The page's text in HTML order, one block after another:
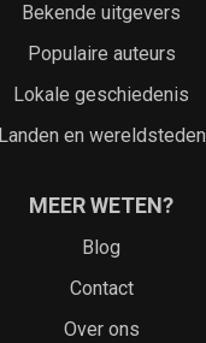
Bekende uitgevers
Populaire auteurs
Lokale geschiedenis
Landen en wereldsteden
MEER WETEN?
Blog
Contact
Over ons